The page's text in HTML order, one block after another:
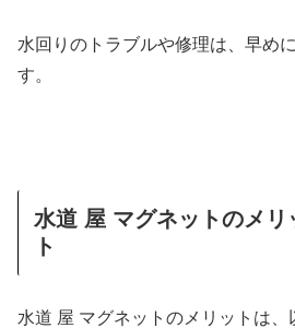
水回りのトラブルや修理は、早め
す。
水道 屋 マグネットのメリ
ト
水道 屋 マグネットのメリットは